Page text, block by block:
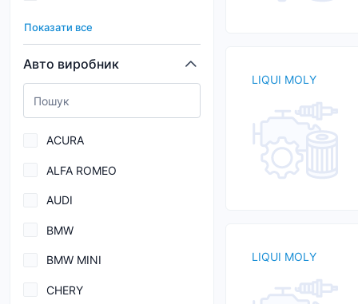
CK-4
CK-4/SN
Dexron IID
Dexron III H
089
147
163
172
189
195
197
1C0
Показати все
Авто виробник
ACURA
ALFA ROMEO
AUDI
BMW
BMW MINI
CHERY
LIQUI MOLY
LIQUI MOLY